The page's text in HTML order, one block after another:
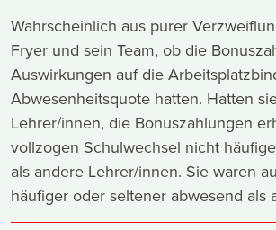
Wahrscheinlich aus purer
Fryer und sein Team, ob die
Auswirkungen auf die
Abwesenheitsquote hatten. Hatten
Lehrer/innen, die Bonuszahlungen
vollzogen Schulwechsel nicht
als andere Lehrer/innen. Sie waren
häufiger oder seltener abwesend als